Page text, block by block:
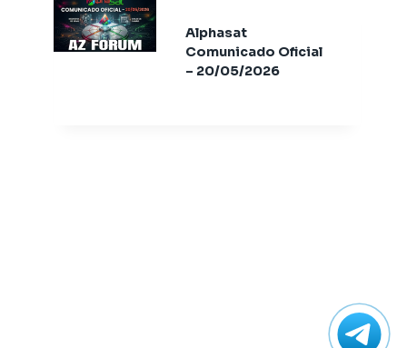
Audisat C2
Audisat A1
Audisat A1 Plus
Alphasat
Comunicado Oficial
– 20/05/2026